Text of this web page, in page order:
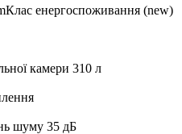
енергоспоживання (new)
камери 310 л
шуму 35 дБ